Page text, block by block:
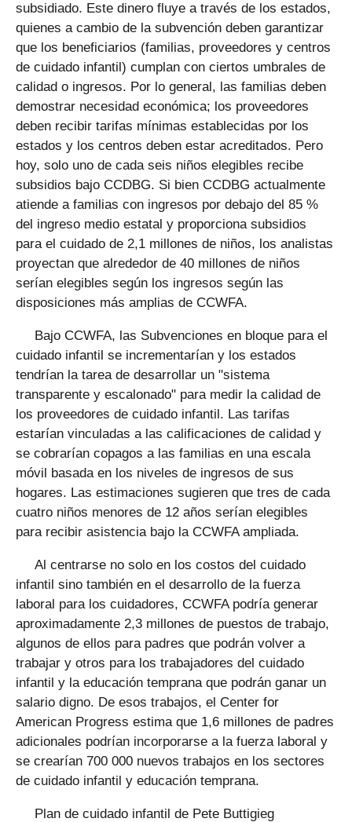
subsidiado. Este dinero fluye a través de los estados,
quienes a cambio de la subvención deben garantizar
que los beneficiarios (familias, proveedores y centros
de cuidado infantil) cumplan con ciertos umbrales de
calidad o ingresos. Por lo general, las familias deben
demostrar necesidad económica; los proveedores
deben recibir tarifas mínimas establecidas por los
estados y los centros deben estar acreditados. Pero
hoy, solo uno de cada seis niños elegibles recibe
subsidios bajo CCDBG. Si bien CCDBG actualmente
atiende a familias con ingresos por debajo del 85 %
del ingreso medio estatal y proporciona subsidios
para el cuidado de 2,1 millones de niños, los analistas
proyectan que alrededor de 40 millones de niños
serían elegibles según los ingresos según las
disposiciones más amplias de CCWFA.
Bajo CCWFA, las Subvenciones en bloque para el
cuidado infantil se incrementarían y los estados
tendrían la tarea de desarrollar un "sistema
transparente y escalonado" para medir la calidad de
los proveedores de cuidado infantil. Las tarifas
estarían vinculadas a las calificaciones de calidad y
se cobrarían copagos a las familias en una escala
móvil basada en los niveles de ingresos de sus
hogares. Las estimaciones sugieren que tres de cada
cuatro niños menores de 12 años serían elegibles
para recibir asistencia bajo la CCWFA ampliada.
Al centrarse no solo en los costos del cuidado
infantil sino también en el desarrollo de la fuerza
laboral para los cuidadores, CCWFA podría generar
aproximadamente 2,3 millones de puestos de trabajo,
algunos de ellos para padres que podrán volver a
trabajar y otros para los trabajadores del cuidado
infantil y la educación temprana que podrán ganar un
salario digno. De esos trabajos, el Center for
American Progress estima que 1,6 millones de padres
adicionales podrían incorporarse a la fuerza laboral y
se crearían 700 000 nuevos trabajos en los sectores
de cuidado infantil y educación temprana.
Plan de cuidado infantil de Pete Buttigieg